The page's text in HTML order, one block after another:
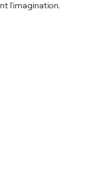
l'imagination.